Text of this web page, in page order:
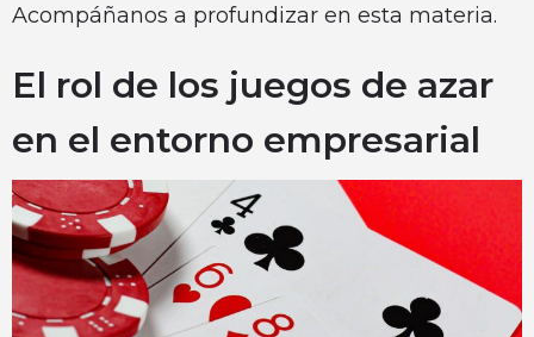
Acompáñanos a profundizar en esta materia.
El rol de los juegos de azar
en el entorno empresarial